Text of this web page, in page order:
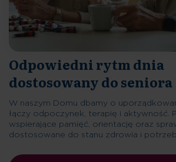
Odpowiedni rytm dnia
dostosowany do seniora
W naszym Domu dbamy o
łączy odpoczynek, terapię i aktywność.
wspierające pamięć, orientację oraz
dostosowane do stanu zdrowia i